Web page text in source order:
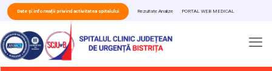
Date și informații privind activitatea spitalului Rezultate Analize PORTAL WEB MEDICAL